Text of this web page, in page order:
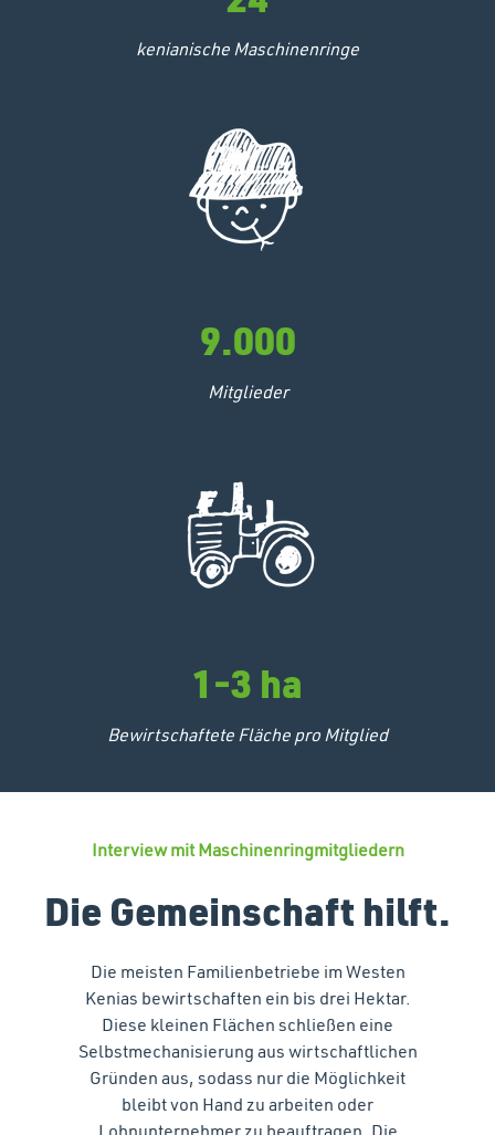
kenianische Maschinenringe
9.000
Mitglieder
1-3 ha
Bewirtschaftete Fläche pro Mitglied
Interview mit Maschinenringmitgliedern
Die Gemeinschaft hilft.
Die meisten Familienbetriebe im Westen
Kenias bewirtschaften ein bis drei Hektar.
Diese kleinen Flächen schließen eine
Selbstmechanisierung aus wirtschaftlichen
Gründen aus, sodass nur die Möglichkeit
bleibt von Hand zu arbeiten oder
Lohnunternehmer zu beauftragen. Die